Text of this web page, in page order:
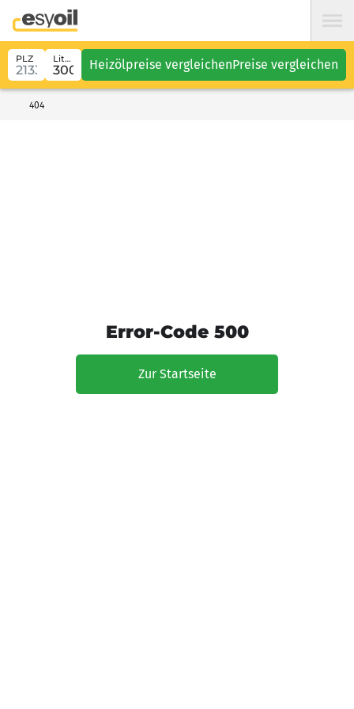
PLZ Liter Heizölpreise vergleichenPreise vergleichen
404
Error-Code 500
Zur Startseite